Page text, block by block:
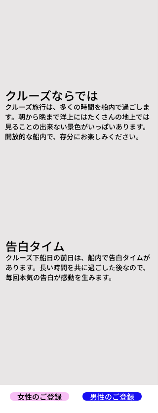
クルーズならでは
クルーズ旅行は、多くの時間を船内で過ごしま
す。朝から晩まで洋上にはたくさんの地上では
見ることの出来ない景色がいっぱいあります。
​開放的な船内で、存分にお楽しみください。
告白タイム
クルーズ下船日の前日は、船内で告白タイムが
あります。長い時間を共に過ごした後なので、
毎回本気の告白が感動を生みます。
女性のご登録 男性のご登録